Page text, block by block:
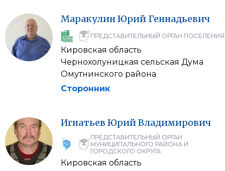
МаракулинЮрий Геннадьевич
ПРЕДСТАВИТЕЛЬНЫЙ ОРГАН ПОСЕЛЕНИЯ
Кировская область
Чернохолуницкая сельская Дума
Омутнинского района
Сторонник
Игнатьев ЮрийВладимирович
ПРЕДСТАВИТЕЛЬНЫЙ ОРГАН
МУНИЦИПАЛЬНОГО РАЙОНА И
ГОРОДСКОГО ОКРУГА
Кировская область